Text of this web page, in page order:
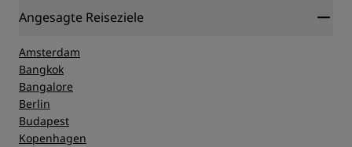
Angesagte Reiseziele
Amsterdam
Bangkok
Bangalore
Berlin
Budapest
Kopenhagen